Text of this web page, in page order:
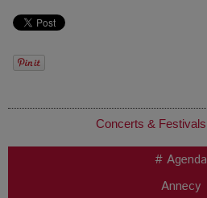
Concerts & Festivals
# Agenda
Annecy